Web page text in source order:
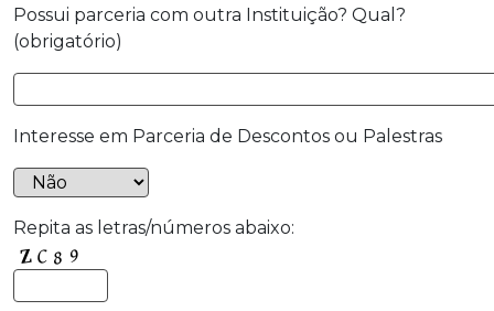
Possui parceria com outra Instituição? Qual?
(obrigatório)
Interesse em Parceria de Descontos ou Palestras
Repita as letras/números abaixo: